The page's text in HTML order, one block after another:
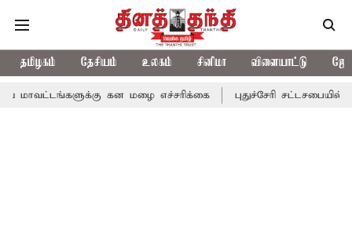
தமிழகம் தேசியம் உலகம் சினிமா விளையாட்டு
கன மழை எச்சரிக்கை புதுச்சேரி சட்டசபையில் வரும்